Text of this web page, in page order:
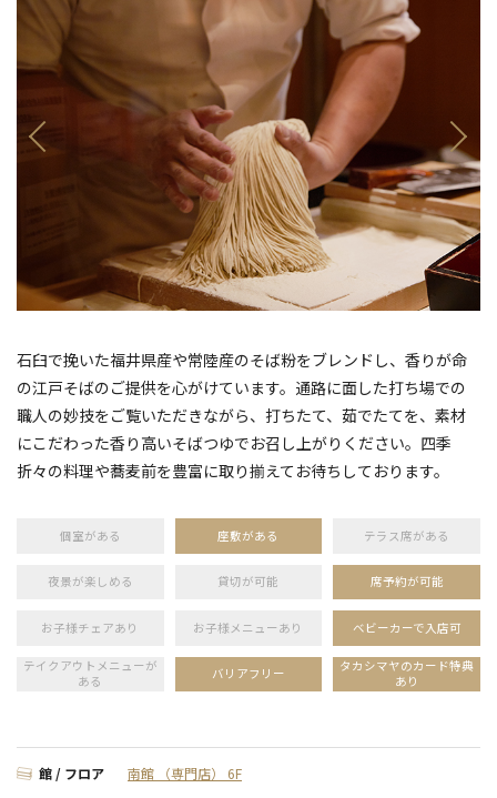
石臼で挽いた福井県産や常陸産のそば粉をブレンドし、香りが命
の江戸そばのご提供を心がけています。通路に面した打ち場での
職人の妙技をご覧いただきながら、打ちたて、茹でたてを、素材
にこだわった香り高いそばつゆでお召し上がりください。四季
折々の料理や蕎麦前を豊富に取り揃えてお待ちしております。
個室がある 座敷がある テラス席がある
夜景が楽しめる 貸切が可能 席予約が可能
お子様チェアあり お子様メニューあり ベビーカーで入店可
テイクアウトメニューが
ある
バリアフリー
タカシマヤのカード特典
あり
館 / フロア 南館 （専門店） 6F